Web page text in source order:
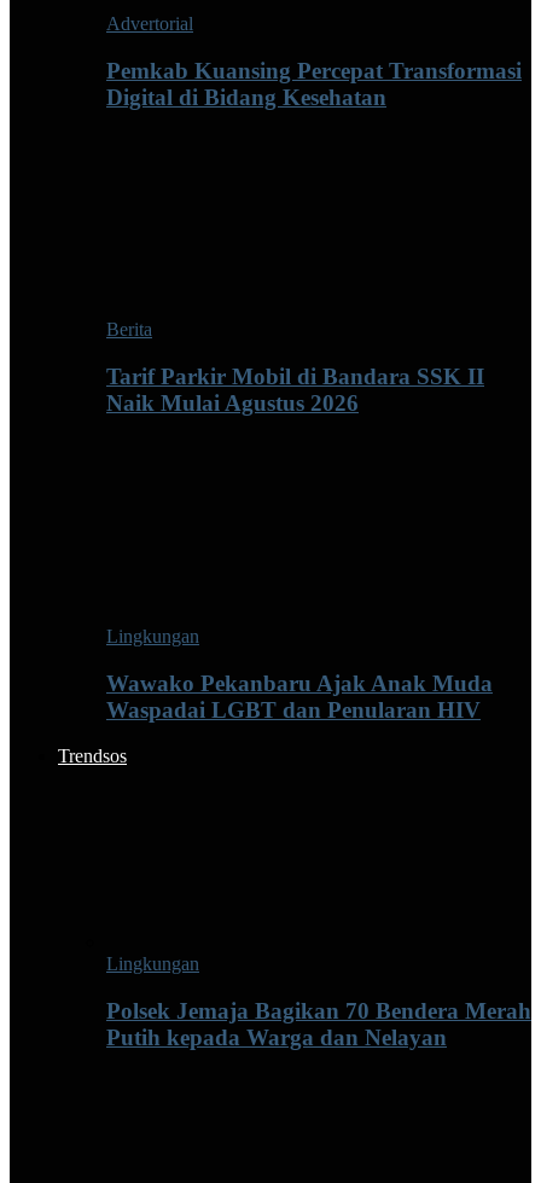
Advertorial
Pemkab Kuansing Percepat Transformasi
Digital di Bidang Kesehatan
Berita
Tarif Parkir Mobil di Bandara SSK II
Naik Mulai Agustus 2026
Lingkungan
Wawako Pekanbaru Ajak Anak Muda
Waspadai LGBT dan Penularan HIV
Trendsos
Lingkungan
Polsek Jemaja Bagikan 70 Bendera Merah
Putih kepada Warga dan Nelayan